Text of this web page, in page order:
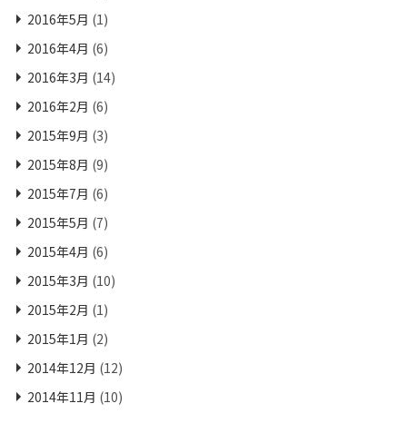
2016年5月 (1)
2016年4月 (6)
2016年3月 (14)
2016年2月 (6)
2015年9月 (3)
2015年8月 (9)
2015年7月 (6)
2015年5月 (7)
2015年4月 (6)
2015年3月 (10)
2015年2月 (1)
2015年1月 (2)
2014年12月 (12)
2014年11月 (10)